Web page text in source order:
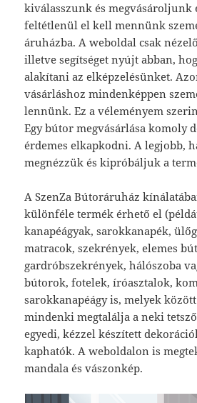
kiválasszunk és megvásároljunk
feltétlenül el kell mennünk
áruházba. A weboldal csak
illetve segítséget nyújt abban,
alakítani az elképzelésünket.
vásárláshoz mindenképpen
lennünk. Ez a véleményem
Egy bútor megvásárlása komoly
érdemes elkapkodni. A legjobb,
megnézzük és kipróbáljuk a
A SzenZa Bútoráruház
különféle termék érhető el
kanapéágyak, sarokkanapék,
matracok, szekrények, elemes
gardróbszekrények, hálószoba
bútorok, fotelek, íróasztalok,
sarokkanapéágy is, melyek
mindenki megtalálja a neki
egyedi, kézzel készített
kaphatók. A weboldalon is
mandala és vászonkép.